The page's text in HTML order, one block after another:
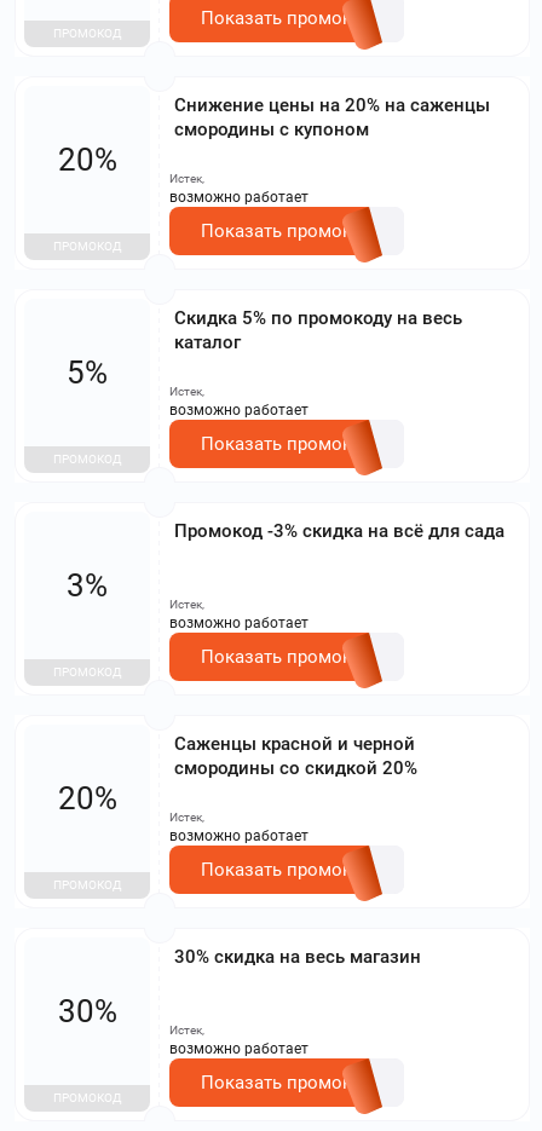
ПРОМОКОД
Показать промокод
Снижение цены на 20% на саженцы
смородины с купоном
20%
ПРОМОКОД
Истек,
возможно работает
Показать промокод
Скидка 5% по промокоду на весь
каталог
5%
ПРОМОКОД
Истек,
возможно работает
Показать промокод
Промокод -3% скидка на всё для сада
3%
ПРОМОКОД
Истек,
возможно работает
Показать промокод
Саженцы красной и черной
смородины со скидкой 20%
20%
ПРОМОКОД
Истек,
возможно работает
Показать промокод
30% скидка на весь магазин
30%
ПРОМОКОД
Истек,
возможно работает
Показать промокод